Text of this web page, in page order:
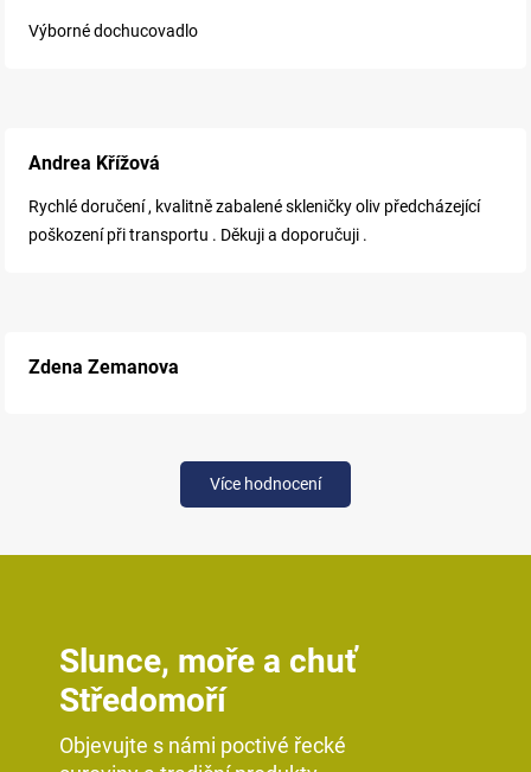
Výborné dochucovadlo
Andrea Křížová
Rychlé doručení , kvalitně zabalené skleničky oliv předcházející
poškození při transportu . Děkuji a doporučuji .
Zdena Zemanova
Více hodnocení
Slunce, moře a chuť
Středomoří
Objevujte s námi poctivé řecké